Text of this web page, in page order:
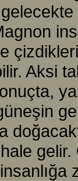
Aksi
gelir.